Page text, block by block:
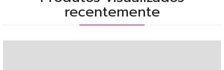
recentemente